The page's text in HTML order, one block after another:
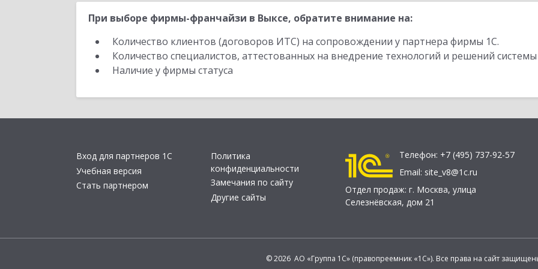
При выборе фирмы-франчайзи в Выксе, обратите внимание на:
Количество клиентов (договоров ИТС) на сопровождении у партнера фирмы 1С.
Количество специалистов, аттестованных на внедрение технологий и решений
Наличие у фирмы статуса
Вход для партнеров 1С
Учебная версия
Стать партнером
Политика
конфиденциальности
Замечания по сайту
Другие сайты
Телефон: +7 (495) 737-92-57
Email: site_v8@1c.ru
Отдел продаж: г. Москва, улица
Селезнёвская, дом 21
© 2026 АО «Группа 1С» (правопреемник «1С»). Все права на сайт